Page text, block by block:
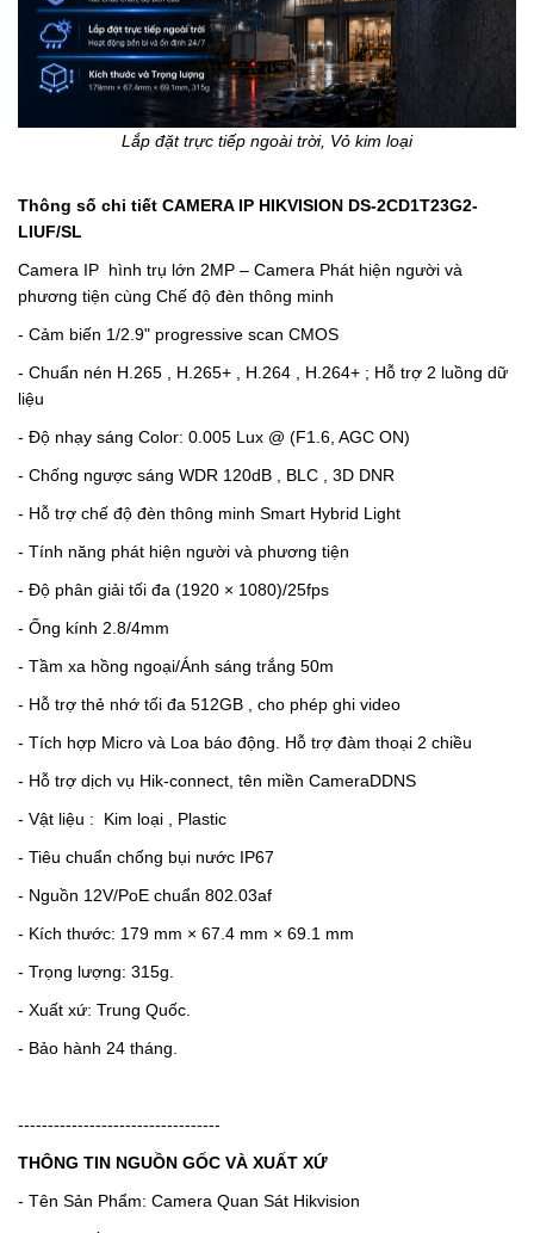
Lắp đặt trực tiếp ngoài trời, Vỏ kim loại
Thông số chi tiết CAMERA IP HIKVISION DS-2CD1T23G2-
LIUF/SL
Camera IP hình trụ lớn 2MP – Camera Phát hiện người và
phương tiện cùng Chế độ đèn thông minh
- Cảm biến 1/2.9" progressive scan CMOS
- Chuẩn nén H.265 , H.265+ , H.264 , H.264+ ; Hỗ trợ 2 luồng dữ
liệu
- Độ nhạy sáng Color: 0.005 Lux @ (F1.6, AGC ON)
- Chống ngược sáng WDR 120dB , BLC , 3D DNR
- Hỗ trợ chế độ đèn thông minh Smart Hybrid Light
- Tính năng phát hiện người và phương tiện
- Độ phân giải tối đa (1920 × 1080)/25fps
- Ống kính 2.8/4mm
- Tầm xa hồng ngoại/Ánh sáng trắng 50m
- Hỗ trợ thẻ nhớ tối đa 512GB , cho phép ghi video
- Tích hợp Micro và Loa báo động. Hỗ trợ đàm thoại 2 chiều
- Hỗ trợ dịch vụ Hik-connect, tên miền CameraDDNS
- Vật liệu : Kim loại , Plastic
- Tiêu chuẩn chống bụi nước IP67
- Nguồn 12V/PoE chuẩn 802.03af
- Kích thước: 179 mm × 67.4 mm × 69.1 mm
- Trọng lượng: 315g.
- Xuất xứ: Trung Quốc.
- Bảo hành 24 tháng.
----------------------------------
THÔNG TIN NGUỒN GỐC VÀ XUẤT XỨ
- Tên Sản Phẩm: Camera Quan Sát Hikvision